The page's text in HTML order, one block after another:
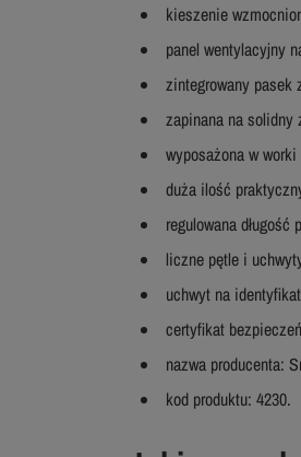
kieszenie
panel wentylacyjny
zintegrowany pasek
zapinana na solidny
wyposażona w
duża ilość
regulowana długość
liczne pętle i
uchwyt na
certyfikat
nazwa producenta:
kod produktu: 4230.